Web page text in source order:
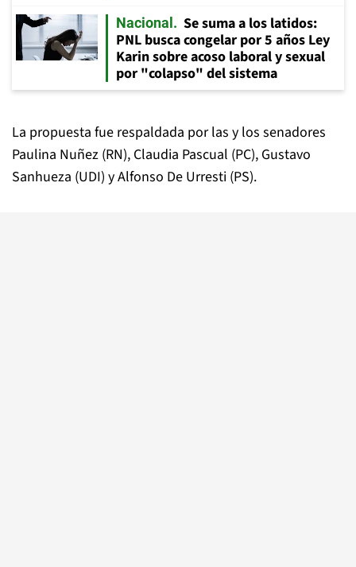
Nacional
Se suma a los latidos:
PNL busca congelar por 5 años Ley
Karin sobre acoso laboral y sexual
por "colapso" del sistema
La propuesta fue respaldada por las y los senadores
Paulina Nuñez (RN), Claudia Pascual (PC), Gustavo
Sanhueza (UDI) y Alfonso De Urresti (PS).